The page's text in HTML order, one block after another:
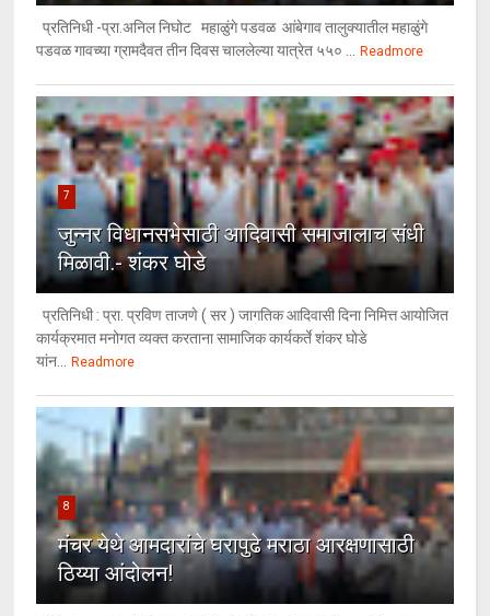
प्रतिनिधी -प्रा.अनिल निघोट महाळुंगे पडवळ आंबेगाव तालुक्यातील महाळुंगे
पडवळ गावच्या ग्रामदैवत तीन दिवस चाललेल्या यात्रेत ५५० ... Readmore
7
जुन्नर विधानसभेसाठी आदिवासी समाजालाच संधी
मिळावी.- शंकर घोडे
प्रतिनिधी : प्रा. प्रविण ताजणे ( सर ) जागतिक आदिवासी दिना निमित्त आयोजित
कार्यक्रमात मनोगत व्यक्त करताना सामाजिक कार्यकर्ते शंकर घोडे
यांन... Readmore
8
मंचर येथे आमदारांचे घरापुढे मराठा आरक्षणासाठी
ठिय्या आंदोलन!